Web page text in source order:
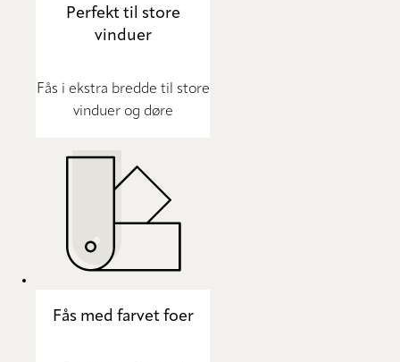
Perfekt til store
vinduer
Fås i ekstra bredde til store
vinduer og døre
Fås med farvet foer